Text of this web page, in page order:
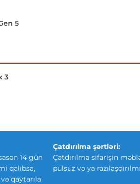
5
3
14 gün
qalıbsa,
qaytarıla
Çatdırılma şərtləri:
Çatdırılma sifarişin
pulsuz və ya